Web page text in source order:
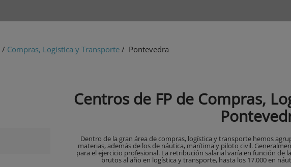
/ Compras, Logística y Transporte / Pontevedra
Centros de FP de Compras,
Dentro de la gran área de compras, logística y transporte hemos
materias, además de los de náutica, marítima y piloto civil.
para el ejercicio profesional. La retribución salarial varía en función de
brutos al año en logística y transporte, hasta los 17.000 en